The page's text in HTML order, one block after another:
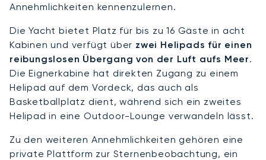
Annehmlichkeiten kennenzulernen.
Die Yacht bietet Platz für bis zu 16 Gäste in acht
Kabinen und verfügt über zwei Helipads für einen
reibungslosen Übergang von der Luft aufs Meer.
Die Eignerkabine hat direkten Zugang zu einem
Helipad auf dem Vordeck, das auch als
Basketballplatz dient, während sich ein zweites
Helipad in eine Outdoor-Lounge verwandeln lässt.
Zu den weiteren Annehmlichkeiten gehören eine
private Plattform zur Sternenbeobachtung, ein